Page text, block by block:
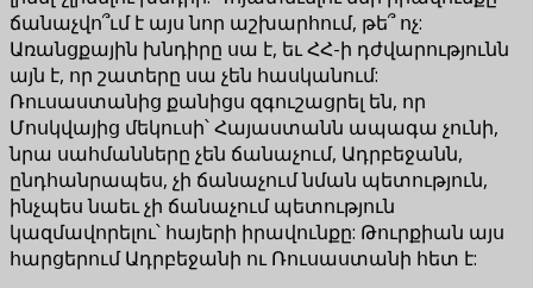
ճանաչվո՞ւմ է այս նոր աշխարհում, թե՞ ոչ:
Առանցքային խնդիրը սա է, եւ ՀՀ-ի դժվարությունն
այն է, որ շատերը սա չեն հասկանում:
Ռուսաստանից քանիցս զգուշացրել են, որ
Մոսկվայից մեկուսի՝ Հայաստանն ապագա չունի,
նրա սահմանները չեն ճանաչում, Ադրբեջանն,
ընդհանրապես, չի ճանաչում նման պետություն,
ինչպես նաեւ չի ճանաչում պետություն
կազմավորելու՝ հայերի իրավունքը: Թուրքիան այս
հարցերում Ադրբեջանի ու Ռուսաստանի հետ է: